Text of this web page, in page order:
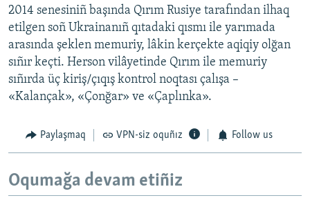
2014 senesiniñ başında Qırım Rusiye tarafından ilhaq
etilgen soñ Ukrainanıñ qıtadaki qısmı ile yarımada
arasında şeklen memuriy, lâkin kerçekte aqiqiy olğan
sıñır keçti. Herson vilâyetinde Qırım ile memuriy
sıñırda üç kiriş/çıqış kontrol noqtası çalışa –
«Kalançak», «Çonğar» ve «Çaplınka».
Paylaşmaq VPN-siz oquñız Follow us
Oqumağa devam etiñiz